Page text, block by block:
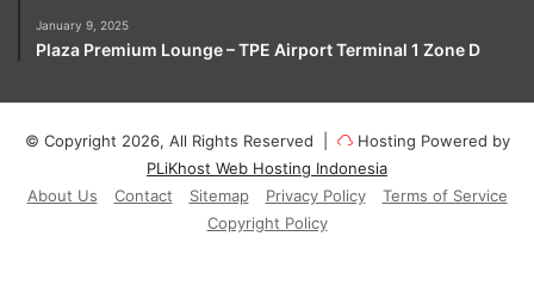
January 9, 2025
Plaza Premium Lounge – TPE Airport Terminal 1 Zone D
© Copyright 2026, All Rights Reserved |
Hosting Powered by
PLiKhost Web Hosting Indonesia
About Us
Contact Sitemap Privacy Policy
Terms of Service
Copyright Policy